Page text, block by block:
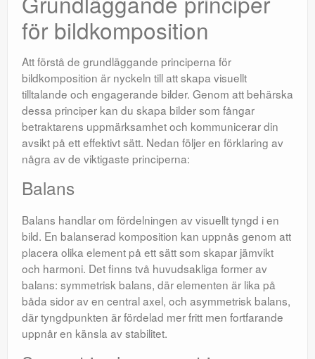
för bildkomposition
Att förstå de grundläggande principerna för
bildkomposition är nyckeln till att skapa visuellt
tilltalande och engagerande bilder. Genom att behärska
dessa principer kan du skapa bilder som fångar
betraktarens uppmärksamhet och kommunicerar din
avsikt på ett effektivt sätt. Nedan följer en förklaring av
några av de viktigaste principerna:
Balans
Balans handlar om fördelningen av visuellt tyngd i en
bild. En balanserad komposition kan uppnås genom att
placera olika element på ett sätt som skapar jämvikt
och harmoni. Det finns två huvudsakliga former av
balans: symmetrisk balans, där elementen är lika på
båda sidor av en central axel, och asymmetrisk balans,
där tyngdpunkten är fördelad mer fritt men fortfarande
uppnår en känsla av stabilitet.